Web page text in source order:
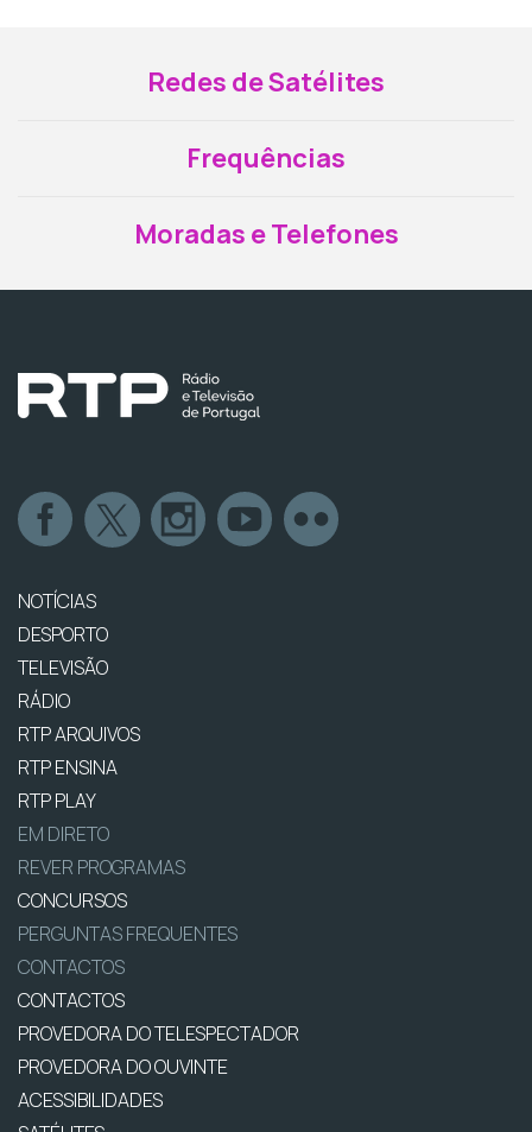
Redes de Satélites
Frequências
Moradas e Telefones
NOTÍCIAS
DESPORTO
TELEVISÃO
RÁDIO
RTP ARQUIVOS
RTP ENSINA
RTP PLAY
EM DIRETO
REVER PROGRAMAS
CONCURSOS
PERGUNTAS FREQUENTES
CONTACTOS
CONTACTOS
PROVEDORA DO TELESPECTADOR
PROVEDORA DO OUVINTE
ACESSIBILIDADES